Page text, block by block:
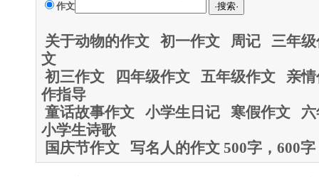
作文
关于动物的作文 初一作文 周记
三年
文
初三作文
四年级作文 五年级作文
亲
作指导
童话故事作文
小学生日记 寒假作文
小学生诗歌
国庆节作文
写名人的作文 500字，600